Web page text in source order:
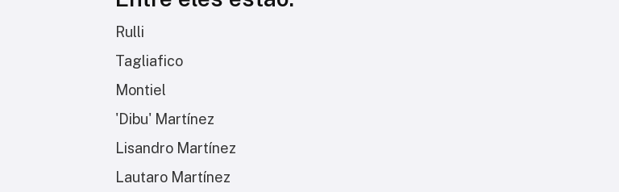
Rulli
Tagliafico
Montiel
'Dibu' Martínez
Lisandro Martínez
Lautaro Martínez